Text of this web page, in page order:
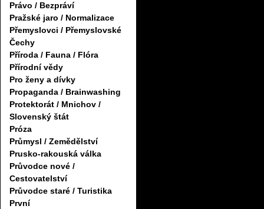
Právo / Bezpráví
Pražské jaro / Normalizace
Přemyslovci / Přemyslovské
Čechy
Příroda / Fauna / Flóra
Přírodní vědy
Pro ženy a dívky
Propaganda / Brainwashing
Protektorát / Mnichov /
Slovenský štát
Próza
Průmysl / Zemědělství
Prusko-rakouská válka
Průvodce nové /
Cestovatelství
Průvodce staré / Turistika
První